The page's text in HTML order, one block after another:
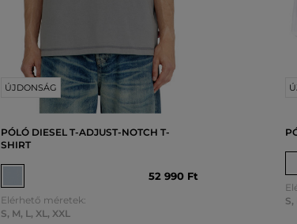
ÚJDONSÁG
PÓLÓ DIESEL T-ADJUST-NOTCH T-
SHIRT
52 990 Ft
Elérhető méretek:
S, M, L , XL , XXL
S,